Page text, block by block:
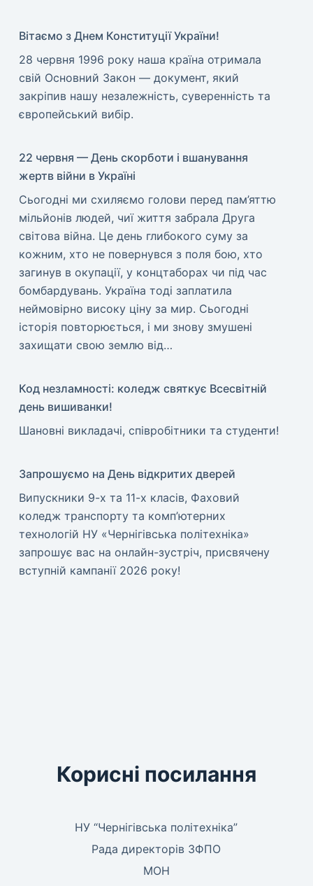
Вітаємо з Днем Конституції України!
​28 червня 1996 року наша країна отримала
свій Основний Закон — документ, який
закріпив нашу незалежність, суверенність та
європейський вибір.
22 червня — День скорботи і вшанування
жертв війни в Україні
​Сьогодні ми схиляємо голови перед пам’яттю
мільйонів людей, чиї життя забрала Друга
світова війна. Це день глибокого суму за
кожним, хто не повернувся з поля бою, хто
загинув в окупації, у концтаборах чи під час
бомбардувань. Україна тоді заплатила
неймовірно високу ціну за мир. ​Сьогодні
історія повторюється, і ми знову змушені
захищати свою землю від…
Код незламності: коледж святкує Всесвітній
день вишиванки!
​Шановні викладачі, співробітники та студенти!
Запрошуємо на День відкритих дверей
Випускники 9-х та 11-х класів, Фаховий
коледж транспорту та комп’ютерних
технологій НУ «Чернігівська політехніка»
запрошує вас на онлайн-зустріч, присвячену
вступній кампанії 2026 року!
Корисні посилання
НУ “Чернігівська політехніка”
Рада директорів ЗФПО
МОН